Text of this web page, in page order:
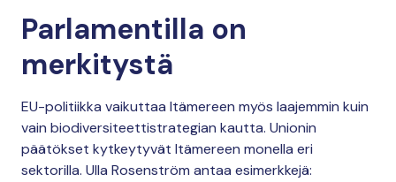
Parlamentilla on
merkitystä
EU-politiikka vaikuttaa Itämereen myös laajemmin kuin
vain biodiversiteettistrategian kautta. Unionin
päätökset kytkeytyvät Itämereen monella eri
sektorilla. Ulla Rosenström antaa esimerkkejä: